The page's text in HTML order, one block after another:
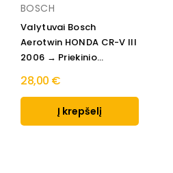
BOSCH
Valytuvai Bosch
Aerotwin HONDA CR-V III
2006 → Priekinio...
28,00 €
Į krepšelį